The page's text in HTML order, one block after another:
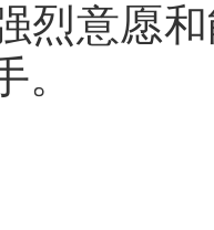
烈意愿
。